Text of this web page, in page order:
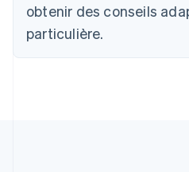
obtenir des conseils
particulière.
Chine continentale
简体中文English